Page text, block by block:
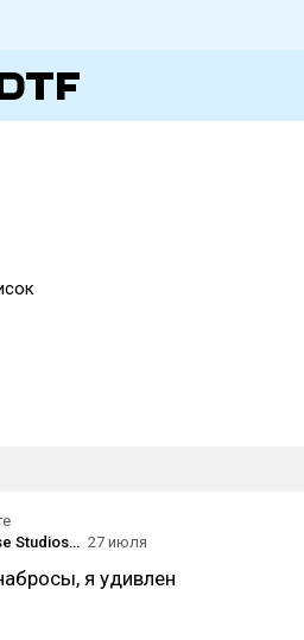
Я побывал в Warhorse Studios и вот что из этого вышло 27 июля
я удивлен